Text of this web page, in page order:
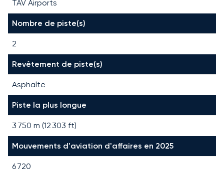
TAV Airports
Nombre de piste(s)
2
Revêtement de piste(s)
Asphalte
Piste la plus longue
3 750 m (12 303 ft)
Mouvements d'aviation d'affaires en 2025
6 720